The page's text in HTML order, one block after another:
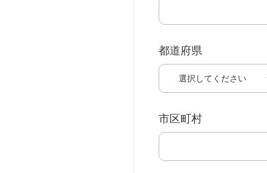
都道府県
市区町村